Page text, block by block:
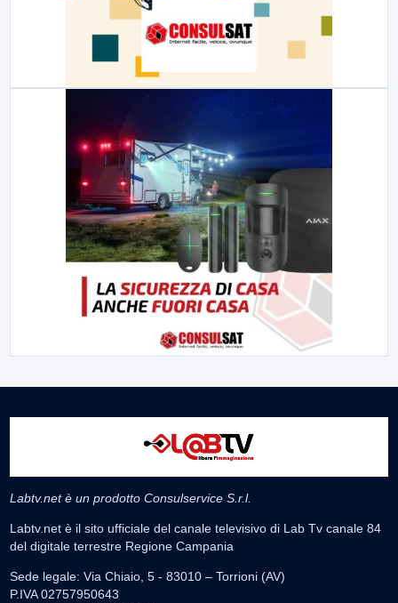
Labtv.net è un prodotto Consulservice S.r.l.
Labtv.net è il sito ufficiale del canale televisivo di Lab Tv canale 84
del digitale terrestre Regione Campania
Sede legale: Via Chiaio, 5 - 83010 – Torrioni (AV)
P.IVA 02757950643